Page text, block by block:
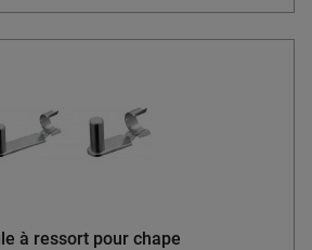
à ressort pour chape